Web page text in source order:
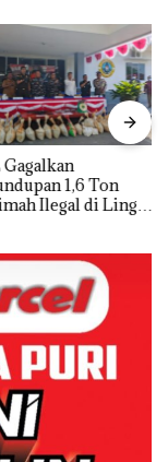
1,6 Ton
Ilegal di Lingga,
ke Malaysia